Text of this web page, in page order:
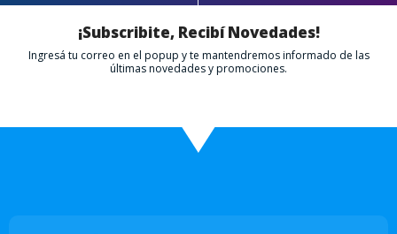
¡Subscribite, Recibí Novedades!
Ingresá tu correo en el popup y te mantendremos informado de las
últimas novedades y promociones.